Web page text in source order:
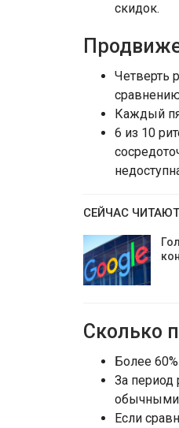
скидок.
Четверть
Каждый
6 из 10
СЕЙЧАС ЧИТАЮТ
Сколько
Более
За период
обычными
Если